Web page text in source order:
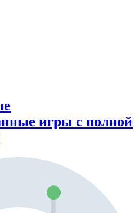
игры с полной